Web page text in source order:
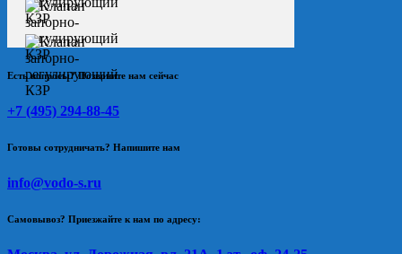
Есть вопросы? Позвоните нам сейчас
+7 (495) 294-88-45
Готовы сотрудничать? Напишите нам
info@vodo-s.ru
Самовывоз? Приезжайте к нам по адресу: